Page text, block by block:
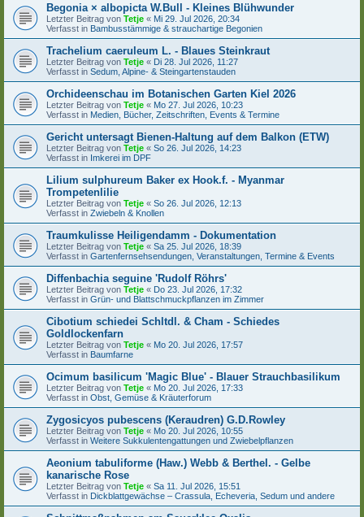
Begonia × albopicta W.Bull - Kleines Blühwunder
Letzter Beitrag von Tetje « Mi 29. Jul 2026, 20:34
Verfasst in Bambusstämmige & strauchartige Begonien
Trachelium caeruleum L. - Blaues Steinkraut
Letzter Beitrag von Tetje « Di 28. Jul 2026, 11:27
Verfasst in Sedum, Alpine- & Steingartenstauden
Orchideenschau im Botanischen Garten Kiel 2026
Letzter Beitrag von Tetje « Mo 27. Jul 2026, 10:23
Verfasst in Medien, Bücher, Zeitschriften, Events & Termine
Gericht untersagt Bienen-Haltung auf dem Balkon (ETW)
Letzter Beitrag von Tetje « So 26. Jul 2026, 14:23
Verfasst in Imkerei im DPF
Lilium sulphureum Baker ex Hook.f. - Myanmar
Trompetenlilie
Letzter Beitrag von Tetje « So 26. Jul 2026, 12:13
Verfasst in Zwiebeln & Knollen
Traumkulisse Heiligendamm - Dokumentation
Letzter Beitrag von Tetje « Sa 25. Jul 2026, 18:39
Verfasst in Gartenfernsehsendungen, Veranstaltungen, Termine & Events
Diffenbachia seguine 'Rudolf Röhrs'
Letzter Beitrag von Tetje « Do 23. Jul 2026, 17:32
Verfasst in Grün- und Blattschmuckpflanzen im Zimmer
Cibotium schiedei Schltdl. & Cham - Schiedes
Goldlockenfarn
Letzter Beitrag von Tetje « Mo 20. Jul 2026, 17:57
Verfasst in Baumfarne
Ocimum basilicum 'Magic Blue' - Blauer Strauchbasilikum
Letzter Beitrag von Tetje « Mo 20. Jul 2026, 17:33
Verfasst in Obst, Gemüse & Kräuterforum
Zygosicyos pubescens (Keraudren) G.D.Rowley
Letzter Beitrag von Tetje « Mo 20. Jul 2026, 10:55
Verfasst in Weitere Sukkulentengattungen und Zwiebelpflanzen
Aeonium tabuliforme (Haw.) Webb & Berthel. - Gelbe
kanarische Rose
Letzter Beitrag von Tetje « Sa 11. Jul 2026, 15:51
Verfasst in Dickblattgewächse – Crassula, Echeveria, Sedum und andere